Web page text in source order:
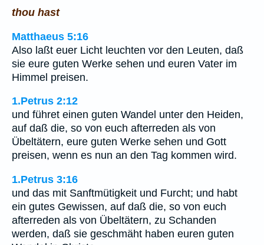
thou hast
Matthaeus 5:16
Also laßt euer Licht leuchten vor den Leuten, daß
sie eure guten Werke sehen und euren Vater im
Himmel preisen.
1.Petrus 2:12
und führet einen guten Wandel unter den Heiden,
auf daß die, so von euch afterreden als von
Übeltätern, eure guten Werke sehen und Gott
preisen, wenn es nun an den Tag kommen wird.
1.Petrus 3:16
und das mit Sanftmütigkeit und Furcht; und habt
ein gutes Gewissen, auf daß die, so von euch
afterreden als von Übeltätern, zu Schanden
werden, daß sie geschmäht haben euren guten